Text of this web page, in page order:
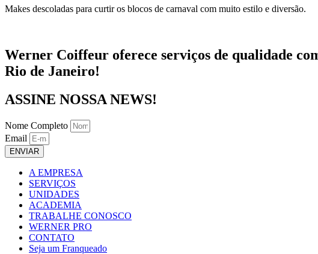
Makes descoladas para curtir os blocos de carnaval com muito estilo e diversão.
Werner Coiffeur oferece serviços de qualidade
Rio de Janeiro!
ASSINE NOSSA NEWS!
Nome Completo
Email
ENVIAR
A EMPRESA
SERVIÇOS
UNIDADES
ACADEMIA
TRABALHE CONOSCO
WERNER PRO
CONTATO
Seja um Franqueado